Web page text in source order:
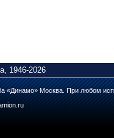
1946-2026
«Динамо» Москва. При любом